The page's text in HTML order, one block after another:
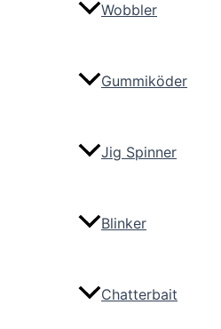
Wobbler
Gummiköder
Jig Spinner
Blinker
Chatterbait